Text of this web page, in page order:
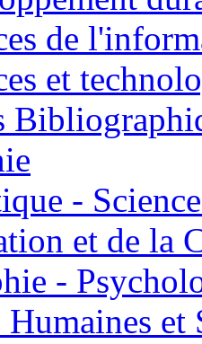
de
et
-
et de la
-
Humaines et